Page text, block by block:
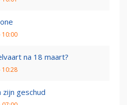
10:00
na 18 maart?
10:28
zijn geschud